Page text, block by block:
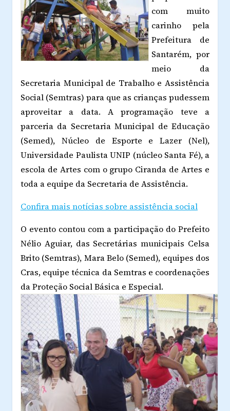
com muito
carinho pela
Prefeitura de
Santarém, por
meio da
Secretaria Municipal de Trabalho e Assistência
Social (Semtras) para que as crianças pudessem
aproveitar a data. A programação teve a
parceria da Secretaria Municipal de Educação
(Semed), Núcleo de Esporte e Lazer (Nel),
Universidade Paulista UNIP (núcleo Santa Fé), a
escola de Artes com o grupo Ciranda de Artes e
toda a equipe da Secretaria de Assistência.
Confira mais notícias sobre assistência social
O evento contou com a participação do Prefeito
Nélio Aguiar, das Secretárias municipais Celsa
Brito (Semtras), Mara Belo (Semed), equipes dos
Cras, equipe técnica da Semtras e coordenações
da Proteção Social Básica e Especial.